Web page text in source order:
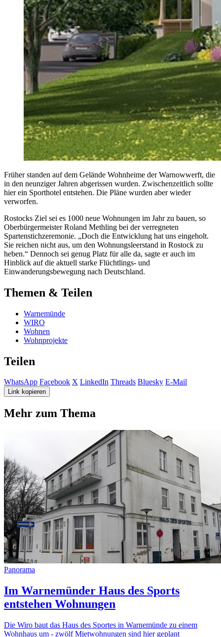
Früher standen auf dem Gelände Wohnheime der Warnowwerft, die
in den neunziger Jahren abgerissen wurden. Zwischenzeitlich sollte
hier ein Sporthotel entstehen. Die Pläne wurden aber wieder
verworfen.
Rostocks Ziel sei es 1000 neue Wohnungen im Jahr zu bauen, so
Oberbürgermeister Roland Methling bei der verregneten
Spartenstichzeremonie. „Doch die Entwicklung hat uns eingeholt.
Sie reichen nicht aus, um den Wohnungsleerstand in Rostock zu
heben.“ Dennoch sei genug Platz für alle da, sagte er auch im
Hinblick auf die aktuell starke Flüchtlings- und
Einwanderungsbewegung nach Deutschland.
Themen & Teilen
Warnemünde
WIRO
Wohnen
Wohnprojekte
Teilen
WhatsApp Facebook X LinkedIn Threads Bluesky E-Mail
Link kopieren
Mehr zum Thema
Panorama
Im Warnemünder Haus des Sports
entstehen Wohnungen
Die Wiro baut das Haus des Sportes in Warnemünde zu einem
Wohnhaus um - zwölf Mietwohnungen sind hier geplant